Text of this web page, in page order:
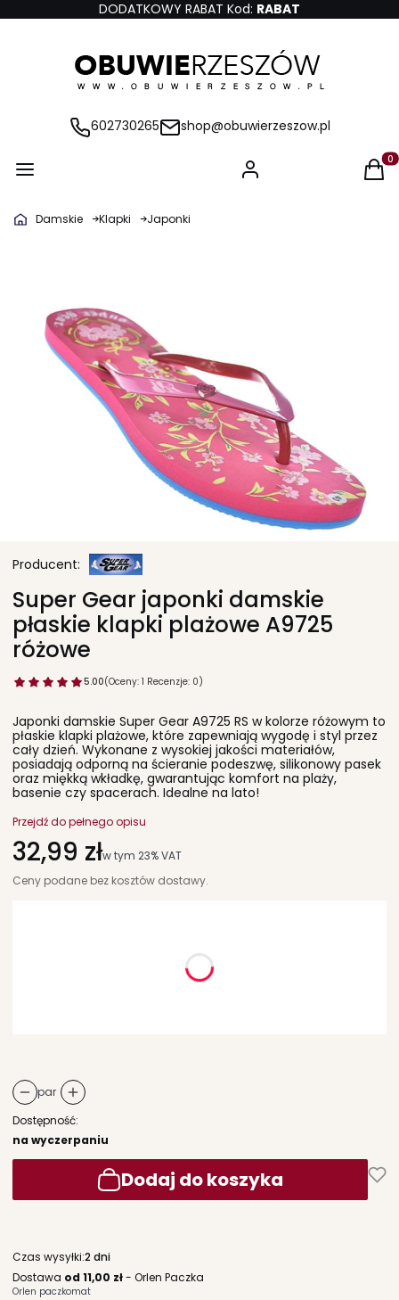
DODATKOWY RABAT Kod: RABAT
602730265 shop@obuwierzeszow.pl
Damskie Klapki Japonki
Super Gear japonki damskie
płaskie klapki plażowe A9725
różowe
5.00(Oceny: 1 Recenzje: 0)
Japonki damskie Super Gear A9725 RS w kolorze różowym to
płaskie klapki plażowe, które zapewniają wygodę i styl przez
cały dzień. Wykonane z wysokiej jakości materiałów,
posiadają odporną na ścieranie podeszwę, silikonowy pasek
oraz miękką wkładkę, gwarantując komfort na plaży,
basenie czy spacerach. Idealne na lato!
Przejdź do pełnego opisu
Cena
32,99 złw tym 23% VAT
w tym 23%VAT
Ceny podane bez kosztów dostawy.
par
Dostępność:
na wyczerpaniu
Dodaj do koszyka
Czas wysyłki:2 dni
Dostawa od 11,00 zł- Orlen Paczka
Orlen paczkomat